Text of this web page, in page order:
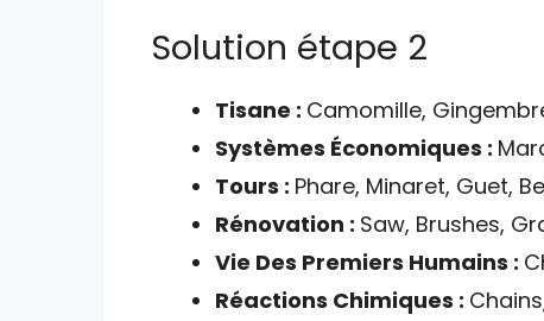
Solution étape 2
Tisane : Camomille,
Systèmes Économiques :
Tours : Phare, Minaret, Guet,
Rénovation : Saw, Brushes,
Vie Des Premiers Humains :
Réactions Chimiques :